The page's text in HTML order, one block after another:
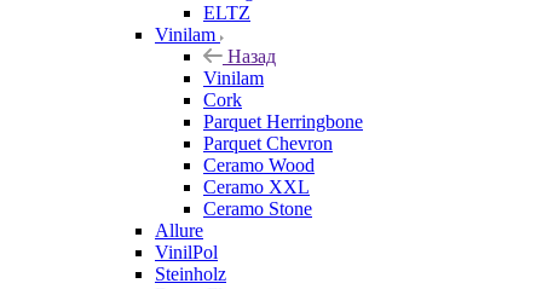
ELTZ
Vinilam
Назад
Vinilam
Cork
Parquet Herringbone
Parquet Chevron
Ceramo Wood
Ceramo XXL
Ceramo Stone
Allure
VinilPol
Steinholz